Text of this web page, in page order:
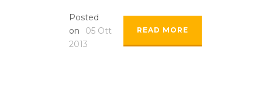
Posted
on
05 Ott
2013
READ MORE